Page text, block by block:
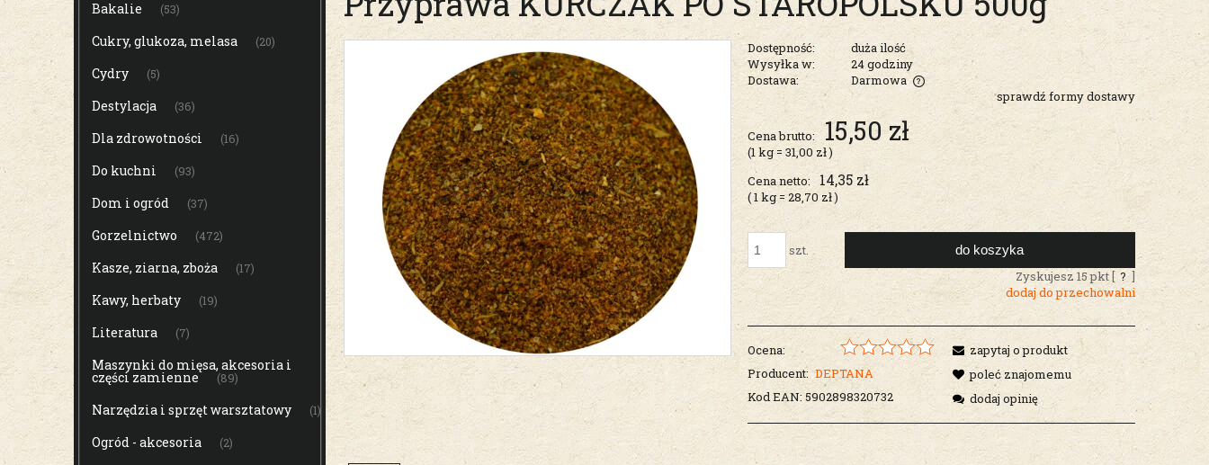
Bakalie (53)
Cukry, glukoza, melasa (20)
Cydry (5)
Destylacja (36)
Dla zdrowotności (16)
Do kuchni (93)
Dom i ogród (37)
Gorzelnictwo (472)
Kasze, ziarna, zboża (17)
Kawy, herbaty (19)
Literatura (7)
Maszynki do mięsa, akcesoria i
części zamienne (89)
Narzędzia i sprzęt warsztatowy (1)
Ogród - akcesoria (2)
Dostępność:
duża ilość
Wysyłka w:
24 godziny
Dostawa:
Darmowa
Cena nie zawiera ewentualnych
kosztów płatności
sprawdź formy dostawy
Cena brutto: 15,50 zł
(1kg =31,00 zł)
Cena netto:
14,35 zł
( 1kg =28,70 zł)
szt. do koszyka
Zyskujesz 15pkt [ ? ]
dodaj do przechowalni
Ocena:
Producent: DEPTANA
Kod EAN: 5902898320732
zapytaj o produkt
poleć znajomemu
dodaj opinię